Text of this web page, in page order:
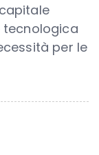
tecnologica
per le